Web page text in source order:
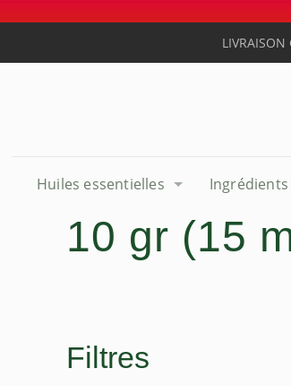
LIVRAISON
Huiles essentielles Ingrédients
10 gr (15
Filtres